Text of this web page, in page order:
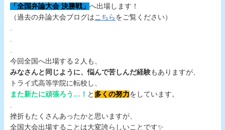
「全国弁論大会 決勝戦」 へ出場します！
（過去の弁論大会ブログはこちら をご覧ください）
.
.
.
今回全国へ出場する２人も、
みなさんと同じように、悩んで苦しんだ経験もありますが、
トライ式高等学院に転校し、
また新たに頑張ろう…！ と 多くの努力をしています。
.
挫折もたくさんあったかと思いますが、
全国大会出場することは大変誇らしいことです✨